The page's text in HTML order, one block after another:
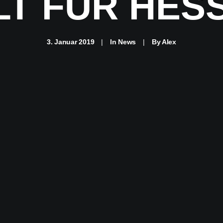
3. Januar 2019 | In News | ByAlex